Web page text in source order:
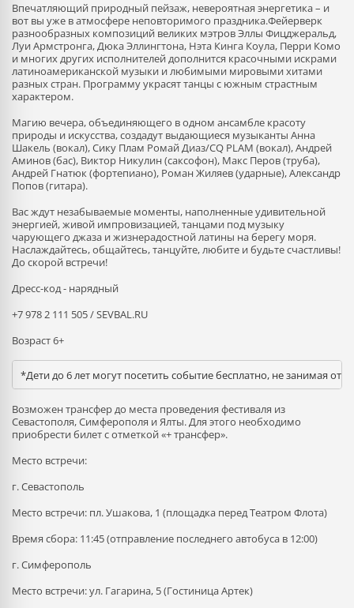
Впечатляющий природный пейзаж, невероятная энергетика – и
вот вы уже в атмосфере неповторимого праздника.Фейерверк
разнообразных композиций великих мэтров Эллы Фицджеральд,
Луи Армстронга, Дюка Эллингтона, Нэта Кинга Коула, Перри Комо
и многих других исполнителей дополнится красочными искрами
латиноамериканской музыки и любимыми мировыми хитами
разных стран. Программу украсят танцы с южным страстным
характером.
Магию вечера, объединяющего в одном ансамбле красоту
природы и искусства, создадут выдающиеся музыканты Анна
Шакель (вокал), Сику Плам Ромай Диаз/CQ PLAM (вокал), Андрей
Аминов (бас), Виктор Никулин (саксофон), Макс Перов (труба),
Андрей Гнатюк (фортепиано), Роман Жиляев (ударные), Александр
Попов (гитара).
Вас ждут незабываемые моменты, наполненные удивительной
энергией, живой импровизацией, танцами под музыку
чарующего джаза и жизнерадостной латины на берегу моря.
Наслаждайтесь, общайтесь, танцуйте, любите и будьте счастливы!
До скорой встречи!
Дресс-код - нарядный
+7 978 2 111 505 / SEVBAL.RU
Возраст 6+
*Дети до 6 лет могут посетить событие бесплатно, не занимая
Возможен трансфер до места проведения фестиваля из
Севастополя, Симферополя и Ялты. Для этого необходимо
приобрести билет с отметкой «+ трансфер».
Место встречи:
г. Севастополь
Место встречи: пл. Ушакова, 1 (площадка перед Театром Флота)
Время сбора: 11:45 (отправление последнего автобуса в 12:00)
г. Симферополь
Место встречи: ул. Гагарина, 5 (Гостиница Артек)